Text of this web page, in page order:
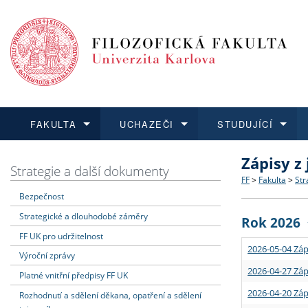
FAKULTA
Dozvědět se více
Struktura
Strategie
Podpora
UCHAZEČI
Podat přihlášku
Co
Učitelské
STUDUJÍCÍ
Dozvědět se více
Rigorózní
Dozvědět se více
O vědě a
Granty a
Dozvědět se více
Aktuální
Strategie a další dokumenty
Bezpečnost
Strategické a dlouhodobé záměry
FF UK pro udržitelnost
Výroční zprávy
Platné vnitřní předpisy FF UK
Rozhodnutí a sdělení děkana, opatření a sdělení
Zápisy
FF > Fakulta >
Rok 2026
2026-05-04
2026-04-27
2026-04-20